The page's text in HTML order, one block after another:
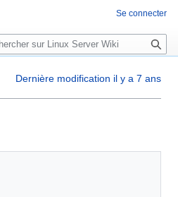
Dernière modification il y a 7 ans
Se connecter